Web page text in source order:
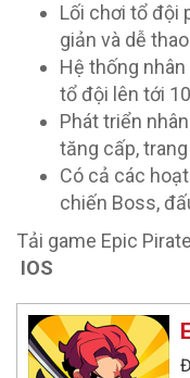
Lối chơi tổ đội
giản và dễ
Hệ thống
tổ đội lên tới
Phát triển
tăng cấp,
Có cả các
chiến Boss,
Tải game Epic
IOS